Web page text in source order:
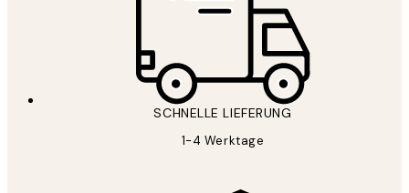
SCHNELLE LIEFERUNG
1-4 Werktage